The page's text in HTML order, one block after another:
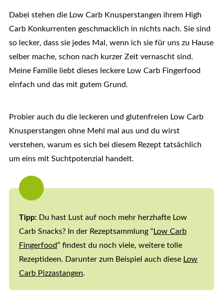
Dabei stehen die Low Carb Knusperstangen ihrem High
Carb Konkurrenten geschmacklich in nichts nach. Sie sind
so lecker, dass sie jedes Mal, wenn ich sie für uns zu Hause
selber mache, schon nach kurzer Zeit vernascht sind.
Meine Familie liebt dieses leckere Low Carb Fingerfood
einfach und das mit gutem Grund.
Probier auch du die leckeren und glutenfreien Low Carb
Knusperstangen ohne Mehl mal aus und du wirst
verstehen, warum es sich bei diesem Rezept tatsächlich
um eins mit Suchtpotenzial handelt.
Tipp:Du hast Lust auf noch mehr herzhafte Low
Carb Snacks? In der Rezeptsammlung “ Low Carb
Fingerfood” findest du noch viele, weitere tolle
Rezeptideen. Darunter zum Beispiel auch diese Low
Carb Pizzastangen.